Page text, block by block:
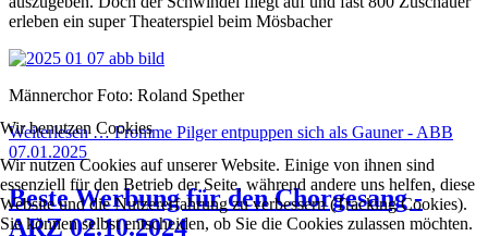
erleben ein super Theaterspiel beim Mösbacher
MännerchorFoto: Roland Spether
Weiterlesen … Fromme Pilger entpuppen sich als Gauner - ABB
07.01.2025
Beste Werbung für den Chorgesang -
ARZ 02.10.2024
Wir benutzen Cookies
Wir nutzen Cookies auf unserer Website. Einige von ihnen sind
essenziell für den Betrieb der Seite, während andere uns helfen, diese
Website und die Nutzererfahrung zu verbessern (Tracking Cookies).
Sie können selbst entscheiden, ob Sie die Cookies zulassen möchten.